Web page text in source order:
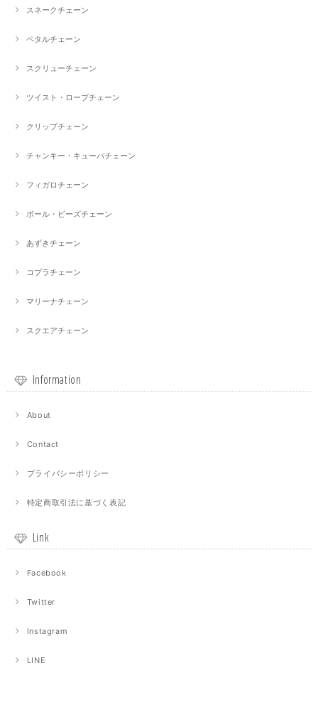
スネークチェーン
ペタルチェーン
スクリューチェーン
ツイスト・ロープチェーン
クリップチェーン
チャンキー・キューバチェーン
フィガロチェーン
ボール・ビーズチェーン
あずきチェーン
コプラチェーン
マリーナチェーン
スクエアチェーン
Information
About
Contact
プライバシーポリシー
特定商取引法に基づく表記
Link
Facebook
Twitter
Instagram
LINE